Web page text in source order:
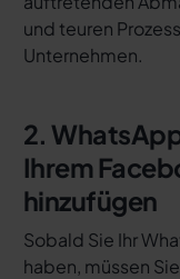
und teuren
Unternehmen.
2.
Ihrem
hinzufügen
Sobald Sie Ihr
haben, müssen